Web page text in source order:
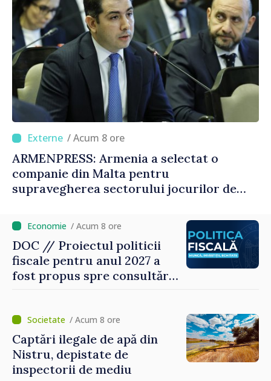
/ Acum 8 ore
ARMENPRESS: Armenia a selectat o
companie din Malta pentru
supravegherea sectorului jocurilor de
/ Acum 8 ore
DOC // Proiectul politicii
fiscale pentru anul 2027 a
fost propus spre consultări
/ Acum 8 ore
Captări ilegale de apă din
Nistru, depistate de
inspectorii de mediu